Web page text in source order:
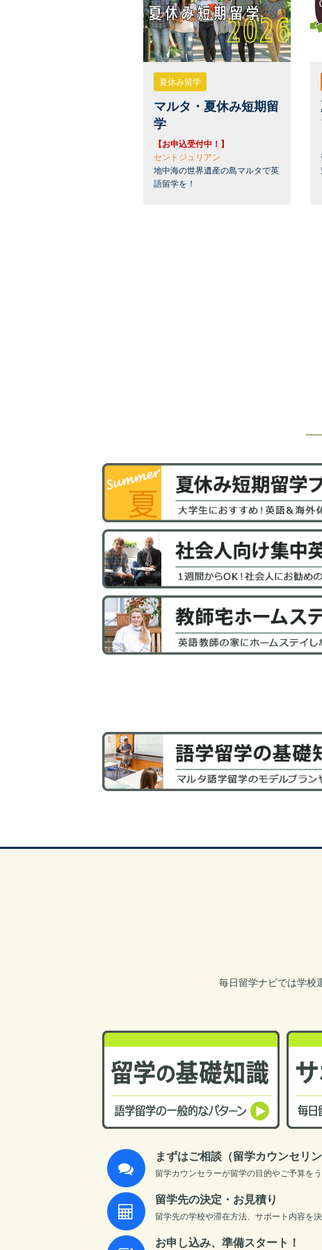
夏休み留学
マルタ・夏休み短期留
学
【お申込受付中！】
セントジュリアン
地中海の世界遺産の島マルタで英
語留学を！
毎日留学ナビでは学校
まずはご相談（留学カウンセリン
留学カウンセラーが留学の目的やご予算を
留学先の決定・お見積り
留学先の学校や滞在方法、サポート内容を
お申し込み、準備スタート！